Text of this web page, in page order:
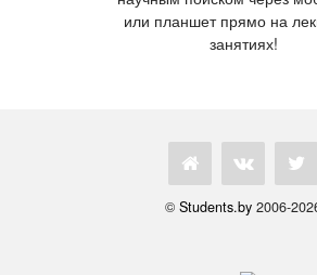
или планшет прямо на
занятиях!
© Students.by 2006-